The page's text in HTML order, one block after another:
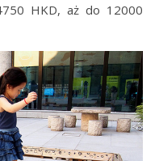
HKD, aż do 12000